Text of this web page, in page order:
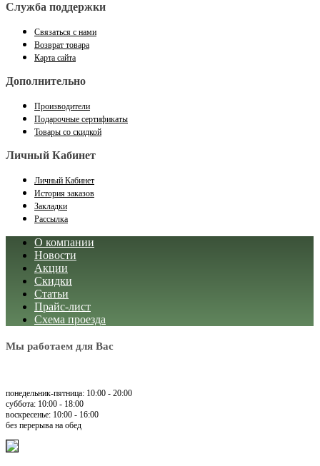
Служба поддержки
Связаться с нами
Возврат товара
Карта сайта
Дополнительно
Производители
Подарочные сертификаты
Товары со скидкой
Личный Кабинет
Личный Кабинет
История заказов
Закладки
Рассылка
О компании
Новости
Акции
Скидки
Статьи
Прайс-лист
Схема проезда
Мы работаем для Вас
понедельник-пятница: 10:00 - 20:00
суббота: 10:00 - 18:00
воскресенье: 10:00 - 16:00
без перерыва на обед